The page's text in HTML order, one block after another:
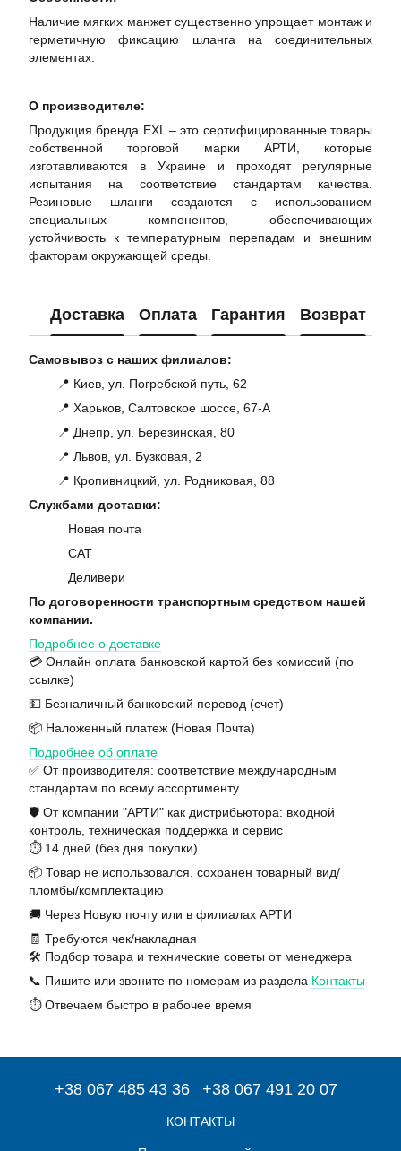
Наличие мягких манжет существенно упрощает монтаж и
герметичную фиксацию шланга на соединительных
элементах.
О производителе:
Продукция бренда EXL – это сертифицированные товары
собственной торговой марки АРТИ, которые
изготавливаются в Украине и проходят регулярные
испытания на соответствие стандартам качества.
Резиновые шланги создаются с использованием
специальных компонентов, обеспечивающих
устойчивость к температурным перепадам и внешним
факторам окружающей среды.
Доставка Оплата Гарантия Возврат
Самовывоз с наших филиалов:
📍 Киев, ул. Погребской путь, 62
📍 Харьков, Салтовское шоссе, 67-А
📍 Днепр, ул. Березинская, 80
📍 Львов, ул. Бузковая, 2
📍 Кропивницкий, ул. Родниковая, 88
Службами доставки:
Новая почта
САТ
Деливери
По договоренности транспортным средством нашей
компании.
Подробнее о доставке
💳 Онлайн оплата банковской картой без комиссий (по
ссылке)
💵 Безналичный банковский перевод (счет)
📦 Наложенный платеж (Новая Почта)
Подробнее об оплате
✅ От производителя: соответствие международным
стандартам по всему ассортименту
🛡️ От компании "АРТИ" как дистрибьютора: входной
контроль, техническая поддержка и сервис
⏱️ 14 дней (без дня покупки)
📦 Товар не использовался, сохранен товарный вид/
пломбы/комплектацию
🚚 Через Новую почту или в филиалах АРТИ
🧾 Требуются чек/накладная
🛠️ Подбор товара и технические советы от менеджера
📞 Пишите или звоните по номерам из раздела Контакты
⏱️ Отвечаем быстро в рабочее время
+38 067 485 43 36 +38 067 491 20 07
КОНТАКТЫ